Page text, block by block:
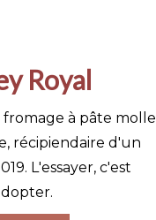
Royal
à pâte molle
récipiendaire d'un
L'essayer, c'est